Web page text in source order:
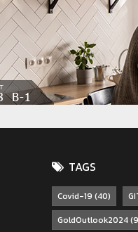
TAGS
Covid-19 (40)
GoldOutlook2024